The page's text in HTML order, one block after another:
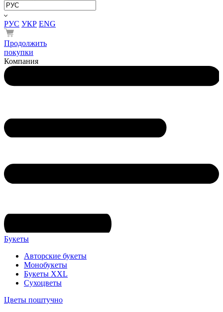
РУС УКР ENG
Продолжить
покупки
Компания
Букеты
Авторские букеты
Монобукеты
Букеты XXL
Сухоцветы
Цветы поштучно